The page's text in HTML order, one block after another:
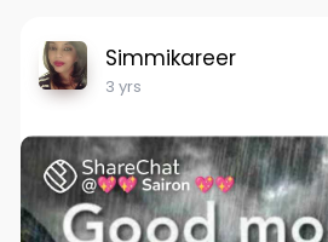
Simmikareer
3 yrs